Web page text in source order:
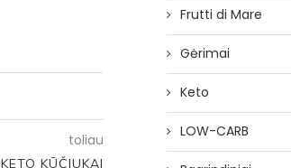
toliau
KETO KŪČIUKAI
Frutti di Mare
Gėrimai
Keto
LOW-CARB